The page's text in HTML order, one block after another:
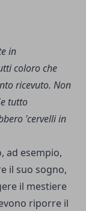
in
coloro che
ricevuto. Non
tutto
'cervelli in
ad esempio,
il suo sogno,
il mestiere
riporre il